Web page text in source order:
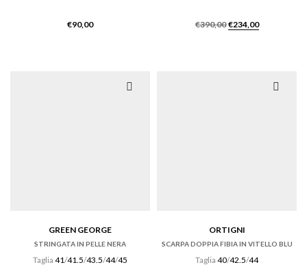
€90,00 €390,00 Il
€234,00Il
GREEN GEORGE
STRINGATA IN PELLE NERA
Taglia 41/41.5/43.5/44/45
ORTIGNI
SCARPA DOPPIA FIBIA IN VITELLO BLU
Taglia 40/42.5/44